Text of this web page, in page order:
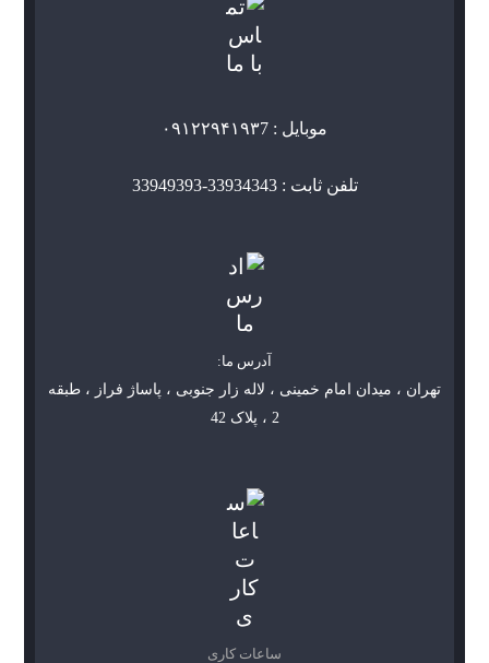
موبایل : ۰۹۱۲۲۹۴۱۹۳7
تلفن ثابت : 33934343-33949393
آدرس ما:
تهران ، میدان امام خمینی ، لاله زار جنوبی ، پاساژ فراز ، طبقه
2 ، پلاک 42
ساعات کاری